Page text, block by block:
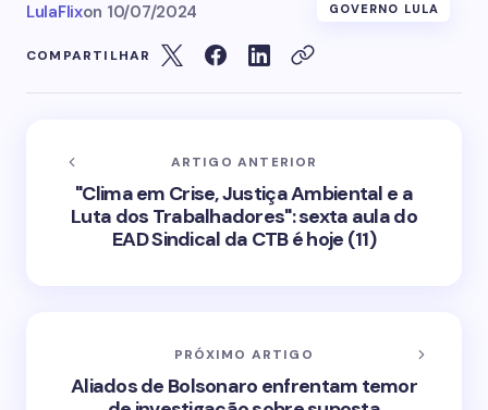
LulaFlixon 10/07/2024 GOVERNO LULA
COMPARTILHAR
ARTIGO ANTERIOR
"Clima em Crise, Justiça Ambiental e a
Luta dos Trabalhadores": sexta aula do
EAD Sindical da CTB é hoje (11)
PRÓXIMO ARTIGO
Aliados de Bolsonaro enfrentam temor